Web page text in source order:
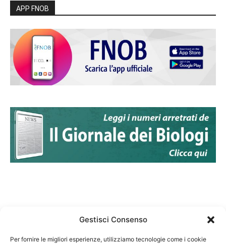
Gestisci Consenso
Per fornire le migliori esperienze, utilizziamo tecnologie come i cookie
APP FNOB